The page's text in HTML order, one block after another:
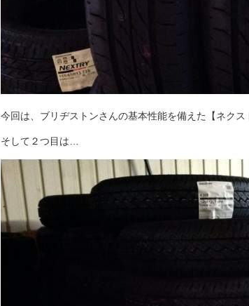
今回は、ブリヂストンさんの基本性能を備えた【ネク
そして２つ目は…